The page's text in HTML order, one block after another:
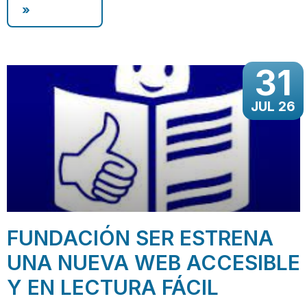
»
31
JUL 26
FUNDACIÓN SER ESTRENA
UNA NUEVA WEB ACCESIBLE
Y EN LECTURA FÁCIL